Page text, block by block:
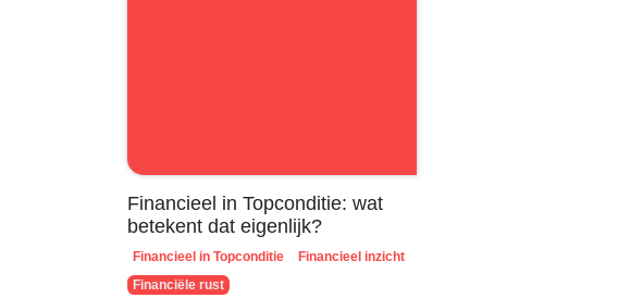
Financieel in Topconditie: wat
betekent dat eigenlijk?
Financieel in Topconditie
Financieel inzicht